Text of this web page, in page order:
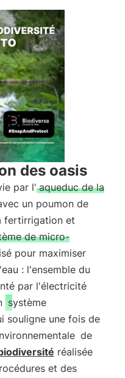
des oasis
par l' aqueduc de la
un poumon de
fertirrigation et
de micro-
pour maximiser
: l'ensemble du
par l'électricité
système
souligne une fois de
de
réalisée
et des